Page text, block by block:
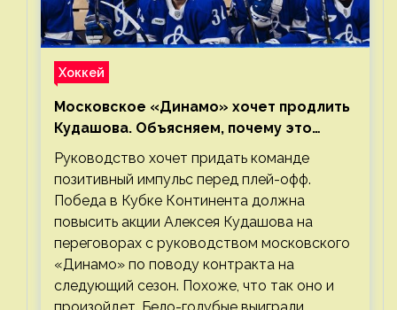
Хоккей
Московское «Динамо» хочет продлить
Кудашова. Объясняем, почему это
правильно
Руководство хочет придать команде
позитивный импульс перед плей-офф.
Победа в Кубке Континента должна
повысить акции Алексея Кудашова на
переговорах с руководством московского
«Динамо» по поводу контракта на
следующий сезон. Похоже, что так оно и